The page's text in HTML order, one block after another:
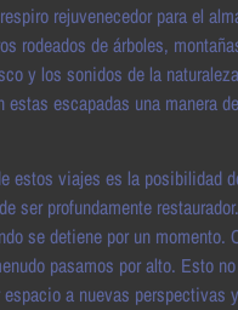
rejuvenecedor para el
rodeados de árboles,
y los sonidos de la
estas escapadas una manera
estos viajes es la posibilidad
ser profundamente
se detiene por un momento.
pasamos por alto. Esto
a nuevas perspectivas